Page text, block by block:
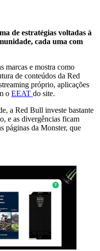
de estratégias voltadas à
cada uma com
marcas e mostra como
de conteúdos da Red
próprio, aplicações
o EEAT do site.
a Red Bull investe bastante
e as divergências ficam
páginas da Monster, que